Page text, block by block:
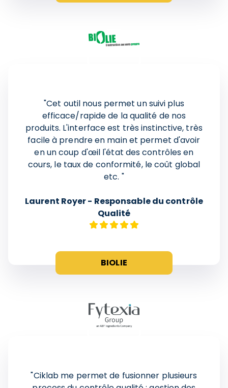
"Cet outil nous permet un suivi plus
efficace/rapide de la qualité de nos
produits. L'interface est très instinctive, très
facile à prendre en main et permet d'avoir
en un coup d'œil l'état des contrôles en
cours, le taux de conformité, le coût global
etc. "
Laurent Royer - Responsable du contrôle
Qualité
BIOLIE
"Ciklab me permet de fusionner plusieurs